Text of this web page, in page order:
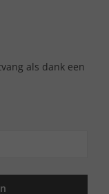
als dank een